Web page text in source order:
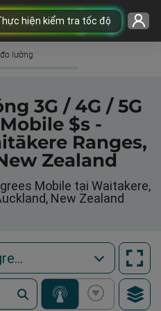
hiện kiểm tra tốc độ
lường
3G / 4G / 5G
$s -
Ranges,
Zealand
Mobile tại Waitakere,
New Zealand
2degrees Mobile